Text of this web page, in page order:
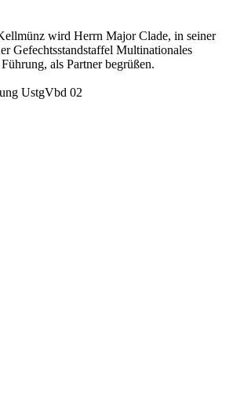
wird Herrn Major Clade, in seiner
Gefechtsstandstaffel Multinationales
als Partner begrüßen.